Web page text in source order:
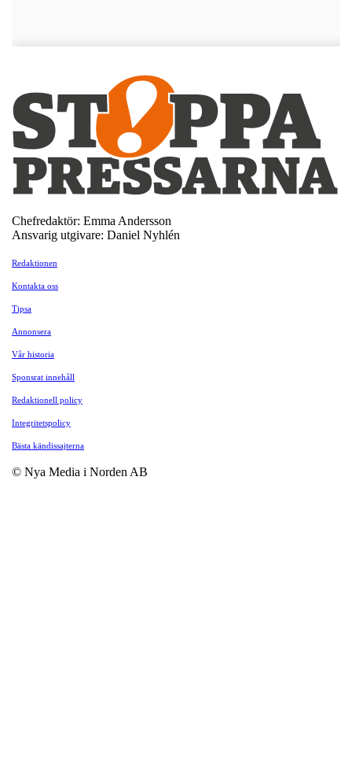
Chefredaktör: Emma Andersson
Ansvarig utgivare: Daniel Nyhlén
Redaktionen
Kontakta oss
Tipsa
Annonsera
Vår historia
Sponsrat innehåll
Redaktionell policy
Integritetspolicy
Bästa kändissajterna
© Nya Media i Norden AB